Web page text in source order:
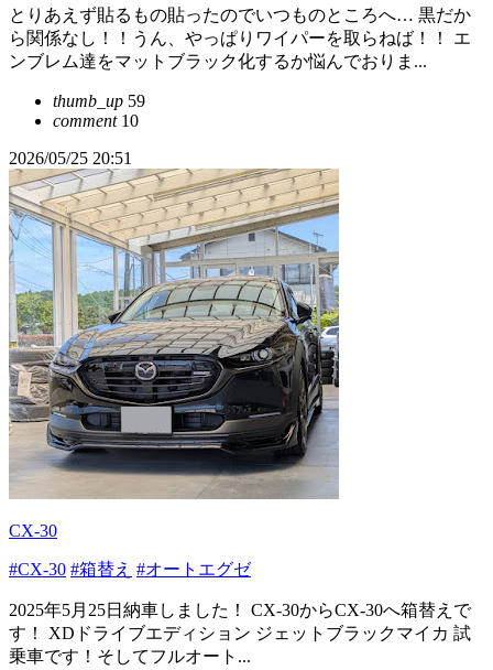
とりあえず貼るもの貼ったのでいつものところへ… 黒だか
ら関係なし！！うん、やっぱりワイパーを取らねば！！ エ
ンブレム達をマットブラック化するか悩んでおりま...
thumb_up 59
comment10
2026/05/25 20:51
CX-30
#CX-30 #箱替え #オートエグゼ
2025年5月25日納車しました！ CX-30からCX-30へ箱替えで
す！ XDドライブエディション ジェットブラックマイカ 試
乗車です！そしてフルオート...